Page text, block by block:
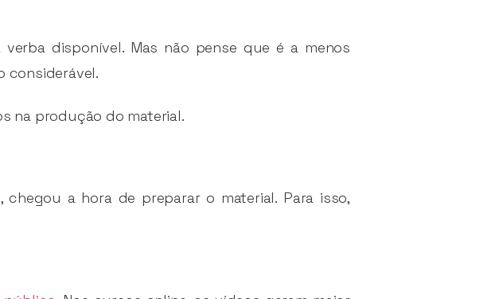
disponível. Mas não pense que é a menos
considerável.
na produção do material.
a hora de preparar o material. Para isso,